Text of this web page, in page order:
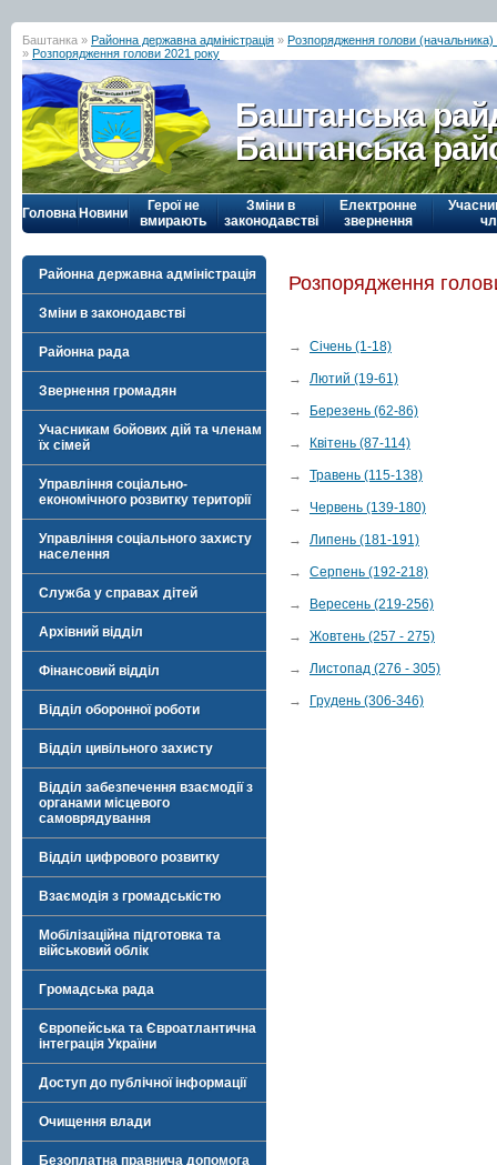
Баштанка » Районна державна адміністрація » Розпорядження голови (начальника)
» Розпорядження голови 2021 року
Баштанська
Баштанська
Головна Новини
Герої не
вмирають
Зміни в
законодавстві
Електронне
звернення
Районна державна адміністрація
Зміни в законодавстві
Районна рада
Звернення громадян
Учасникам бойових дій та членам
їх сімей
Управління соціально-
економічного розвитку території
Управління соціального захисту
населення
Служба у справах дітей
Архівний відділ
Фінансовий відділ
Відділ оборонної роботи
Відділ цивільного захисту
Відділ забезпечення взаємодії з
органами місцевого
самоврядування
Відділ цифрового розвитку
Взаємодія з громадськістю
Мобілізаційна підготовка та
військовий облік
Громадська рада
Європейська та Євроатлантична
інтеграція України
Доступ до публічної інформації
Очищення влади
Безоплатна правнича допомога
Розпорядження
→ Січень (1-18)
→ Лютий (19-61)
→ Березень (62-86)
→ Квітень (87-114)
→ Травень (115-138)
→ Червень (139-180)
→ Липень (181-191)
→ Серпень (192-218)
→ Вересень (219-256)
→ Жовтень (257 - 275)
→ Листопад (276 - 305)
→ Грудень (306-346)